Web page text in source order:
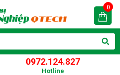
0972.124.827
Hotline
0